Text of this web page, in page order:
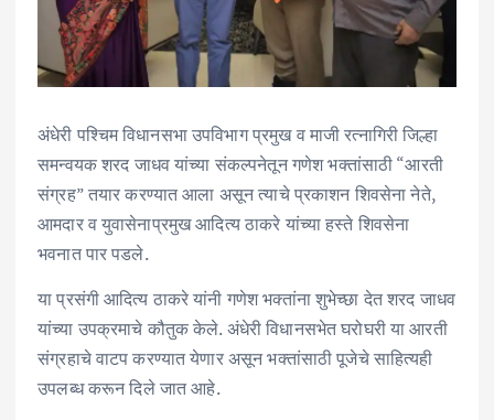
अंधेरी पश्चिम विधानसभा उपविभाग प्रमुख व माजी रत्नागिरी जिल्हा
समन्वयक शरद जाधव यांच्या संकल्पनेतून गणेश भक्तांसाठी “आरती
संग्रह” तयार करण्यात आला असून त्याचे प्रकाशन शिवसेना नेते,
आमदार व युवासेनाप्रमुख आदित्य ठाकरे यांच्या हस्ते शिवसेना
भवनात पार पडले.
या प्रसंगी आदित्य ठाकरे यांनी गणेश भक्तांना शुभेच्छा देत शरद जाधव
यांच्या उपक्रमाचे कौतुक केले. अंधेरी विधानसभेत घरोघरी या आरती
संग्रहाचे वाटप करण्यात येणार असून भक्तांसाठी पूजेचे साहित्यही
उपलब्ध करून दिले जात आहे.